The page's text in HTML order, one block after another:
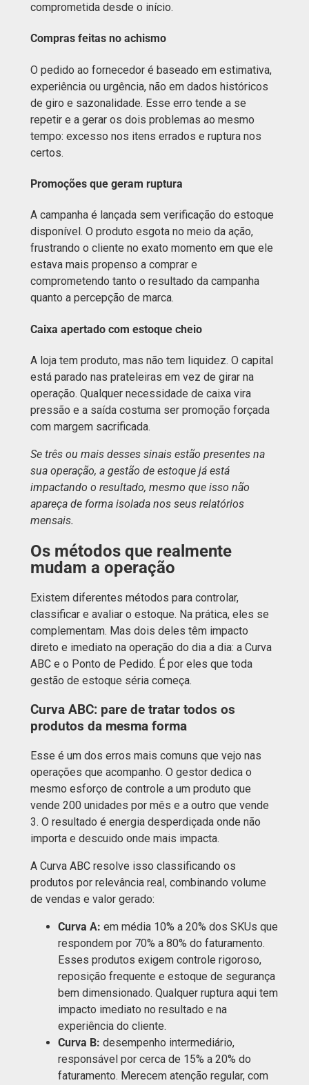
comprometida desde o início.
Compras feitas no achismo
O pedido ao fornecedor é baseado em estimativa,
experiência ou urgência, não em dados históricos
de giro e sazonalidade. Esse erro tende a se
repetir e a gerar os dois problemas ao mesmo
tempo: excesso nos itens errados e ruptura nos
certos.
Promoções que geram ruptura
A campanha é lançada sem verificação do estoque
disponível. O produto esgota no meio da ação,
frustrando o cliente no exato momento em que ele
estava mais propenso a comprar e
comprometendo tanto o resultado da campanha
quanto a percepção de marca.
Caixa apertado com estoque cheio
A loja tem produto, mas não tem liquidez. O capital
está parado nas prateleiras em vez de girar na
operação. Qualquer necessidade de caixa vira
pressão e a saída costuma ser promoção forçada
com margem sacrificada.
Se três ou mais desses sinais estão presentes na
sua operação, a gestão de estoque já está
impactando o resultado, mesmo que isso não
apareça de forma isolada nos seus relatórios
mensais.
Os métodos que realmente
mudam a operação
Existem diferentes métodos para controlar,
classificar e avaliar o estoque. Na prática, eles se
complementam. Mas dois deles têm impacto
direto e imediato na operação do dia a dia: a Curva
ABC e o Ponto de Pedido. É por eles que toda
gestão de estoque séria começa.
Curva ABC: pare de tratar todos os
produtos da mesma forma
Esse é um dos erros mais comuns que vejo nas
operações que acompanho. O gestor dedica o
mesmo esforço de controle a um produto que
vende 200 unidades por mês e a outro que vende
3. O resultado é energia desperdiçada onde não
importa e descuido onde mais impacta.
A Curva ABC resolve isso classificando os
produtos por relevância real, combinando volume
de vendas e valor gerado:
Curva A: em média 10% a 20% dos SKUs que
respondem por 70% a 80% do faturamento.
Esses produtos exigem controle rigoroso,
reposição frequente e estoque de segurança
bem dimensionado. Qualquer ruptura aqui tem
impacto imediato no resultado e na
experiência do cliente.
Curva B: desempenho intermediário,
responsável por cerca de 15% a 20% do
faturamento. Merecem atenção regular, com